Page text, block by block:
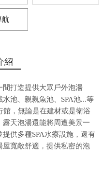
航
紹
打造提供大眾戶外泡湯
池、親親魚池、SPA池...等
館，無論是在建材或是衛浴
天泡湯還能將周遭美景一
供多種SPA水療設施，還有
寬敞舒適，提供私密的泡